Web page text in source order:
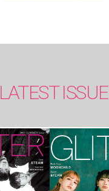
LATEST ISSUE